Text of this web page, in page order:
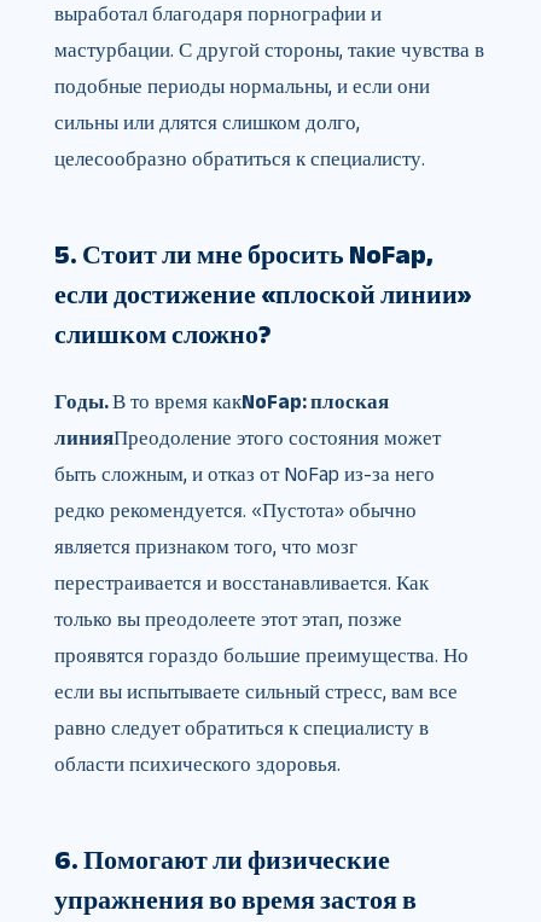
выработал благодаря порнографии и
мастурбации. С другой стороны, такие чувства в
подобные периоды нормальны, и если они
сильны или длятся слишком долго,
целесообразно обратиться к специалисту.
5. Стоит ли мне бросить NoFap,
если достижение «плоской линии»
слишком сложно?
Годы.В то время какNoFap: плоская
линияПреодоление этого состояния может
быть сложным, и отказ от NoFap из-за него
редко рекомендуется. «Пустота» обычно
является признаком того, что мозг
перестраивается и восстанавливается. Как
только вы преодолеете этот этап, позже
проявятся гораздо большие преимущества. Но
если вы испытываете сильный стресс, вам все
равно следует обратиться к специалисту в
области психического здоровья.
6. Помогают ли физические
упражнения во время застоя в